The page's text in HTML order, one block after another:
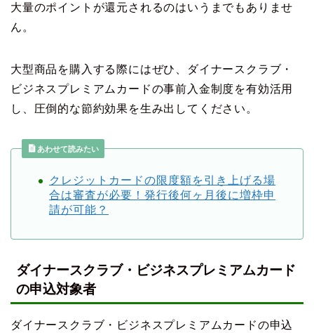
大量のポイントが還元されるのはいうまでもありませ
ん。
大型商品を購入する際にはぜひ、ダイナースクラブ・
ビジネスプレミアムカードの事前入金制度を有効活用
し、圧倒的な節約効果を生み出してください。
あわせて読みたい
クレジットカードの限度額を引き上げる場
合は審査が必要！発行後何ヶ月後に増枠申
請が可能？
ダイナースクラブ・ビジネスプレミアムカード
の申込対象者
ダイナースクラブ・ビジネスプレミアムカードの申込